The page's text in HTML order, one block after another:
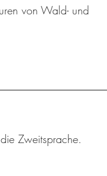
von Wald- und
Zweitsprache.